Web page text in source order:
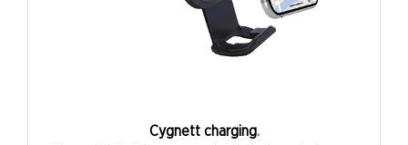
Cygnett charging